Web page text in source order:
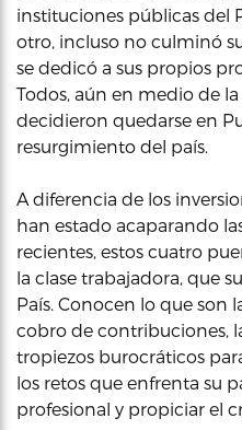
instituciones públicas del
otro, incluso no culminó
se dedicó a sus propios
Todos, aún en medio de
decidieron quedarse en
resurgimiento del país.
A diferencia de los
han estado acaparando
recientes, estos cuatro
la clase trabajadora, que
País. Conocen lo que son
cobro de contribuciones,
tropiezos burocráticos
los retos que enfrenta su
profesional y propiciar el